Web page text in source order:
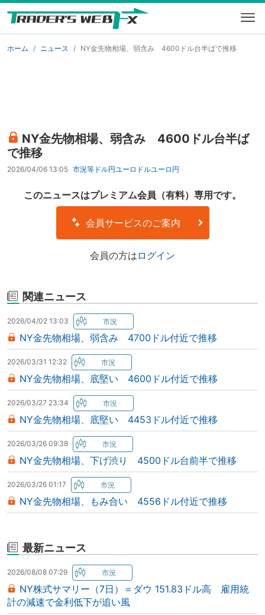
ホーム ニュース NY金先物相場、弱含み 4600ドル台半ばで推移
NY金先物相場、弱含み 4600ドル台半ば
で推移
2026/04/06 13:05 市況等 ドル円ユーロドルユーロ円
このニュースはプレミアム会員（有料）専用です。
会員サービスのご案内
会員の方は ログイン
関連ニュース
2026/04/02 13:03
NY金先物相場、弱含み 4700ドル付近で推移
2026/03/31 12:32
NY金先物相場、底堅い 4600ドル付近で推移
2026/03/27 23:34
NY金先物相場、底堅い 4453ドル付近で推移
2026/03/26 09:38
NY金先物相場、下げ渋り 4500ドル台前半で推移
2026/03/26 01:17
NY金先物相場、もみ合い 4556ドル付近で推移
最新ニュース
2026/08/08 07:29
NY株式サマリー（7日）＝ダウ 151.83ドル高 雇用統
計の減速で金利低下が追い風